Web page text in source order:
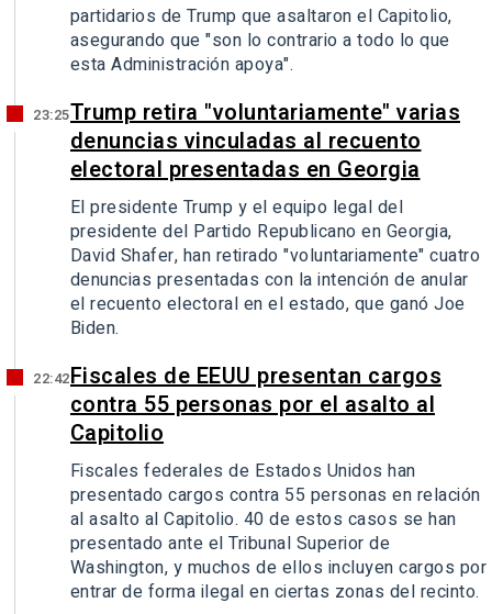
partidarios de Trump que asaltaron el Capitolio,
asegurando que "son lo contrario a todo lo que
esta Administración apoya".
23:25Trump retira "voluntariamente" varias
denuncias vinculadas al recuento
electoral presentadas en Georgia
El presidente Trump y el equipo legal del
presidente del Partido Republicano en Georgia,
David Shafer, han retirado "voluntariamente" cuatro
denuncias presentadas con la intención de anular
el recuento electoral en el estado, que ganó Joe
Biden.
22:42Fiscales de EEUU presentan cargos
contra 55 personas por el asalto al
Capitolio
Fiscales federales de Estados Unidos han
presentado cargos contra 55 personas en relación
al asalto al Capitolio. 40 de estos casos se han
presentado ante el Tribunal Superior de
Washington, y muchos de ellos incluyen cargos por
entrar de forma ilegal en ciertas zonas del recinto.